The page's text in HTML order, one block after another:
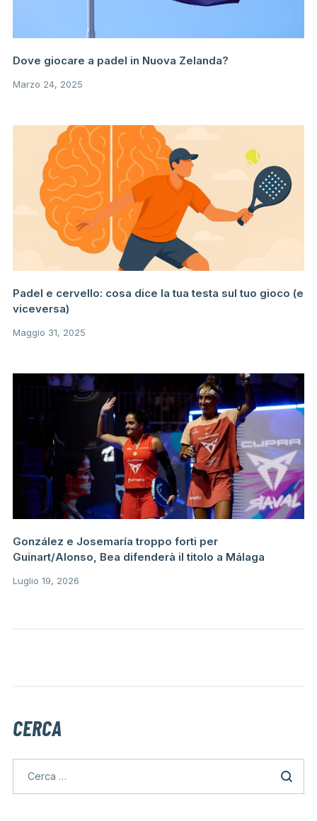
Dove giocare a padel in Nuova Zelanda?
Marzo 24, 2025
Padel e cervello: cosa dice la tua testa sul tuo gioco (e
viceversa)
Maggio 31, 2025
González e Josemaría troppo forti per
Guinart/Alonso, Bea difenderà il titolo a Málaga
Luglio 19, 2026
CERCA